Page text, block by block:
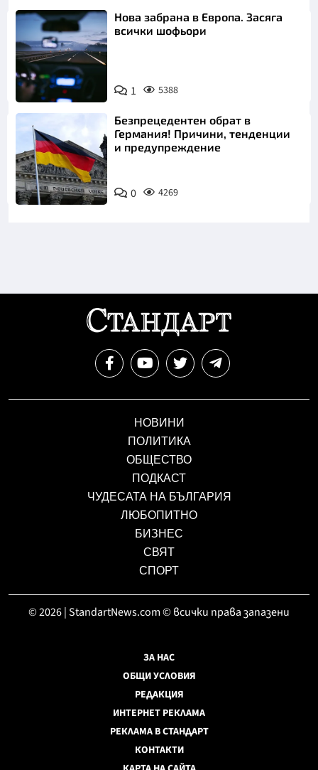
Нова забрана в Европа. Засяга
всички шофьори
1 5388
Безпрецедентен обрат в
Германия! Причини, тенденции
и предупреждение
0 4269
НОВИНИ
ПОЛИТИКА
ОБЩЕСТВО
ПОДКАСТ
ЧУДЕСАТА НА БЪЛГАРИЯ
ЛЮБОПИТНО
БИЗНЕС
СВЯТ
СПОРТ
© 2026 | StandartNews.com © всички права запазени
ЗА НАС
ОБЩИ УСЛОВИЯ
РЕДАКЦИЯ
ИНТЕРНЕТ РЕКЛАМА
РЕКЛАМА В СТАНДАРТ
КОНТАКТИ